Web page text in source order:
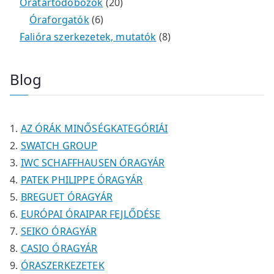
é
k
é
é
e
r
e
r
e
t
k
Óraforgatók 66
t
k
Falióra szerkezetek, mutatók 88
é
Blog
AZ ÓRÁK MINŐSÉGKATEGÓRIÁI
SWATCH GROUP
IWC SCHAFFHAUSEN ÓRAGYÁR
PATEK PHILIPPE ÓRAGYÁR
BREGUET ÓRAGYÁR
EURÓPAI ÓRAIPAR FEJLŐDÉSE
SEIKO ÓRAGYÁR
CASIO ÓRAGYÁR
ÓRASZERKEZETEK